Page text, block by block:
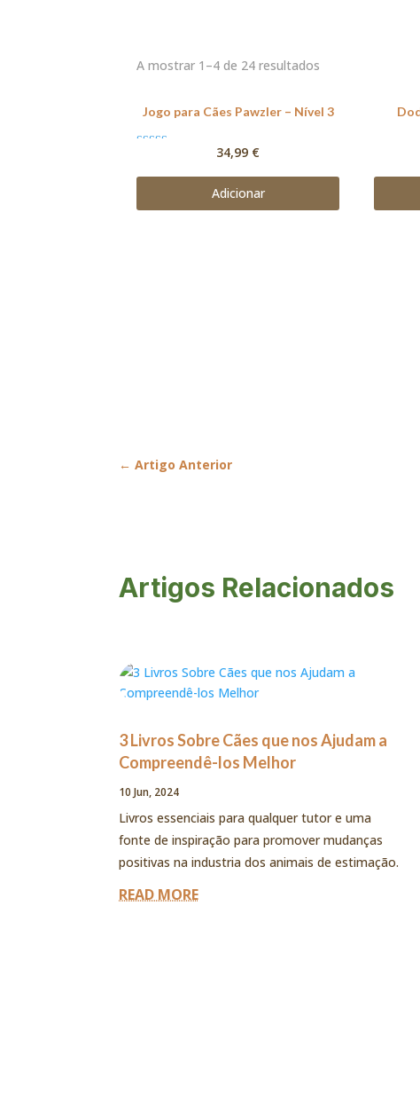
A mostrar 1–4 de 24 resultados
Jogo para Cães Pawzler – Nível 3
de 5
34,99 €
Adicionar
←Artigo Anterior
Artigos Relacionados
3 Livros Sobre Cães que nos Ajudam a
Compreendê-los Melhor
10 Jun, 2024
Livros essenciais para qualquer tutor e uma
fonte de inspiração para promover mudanças
positivas na industria dos animais de estimação.
READ MORE